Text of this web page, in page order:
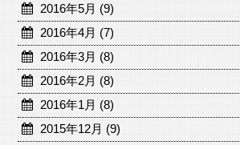
2016年5月 (9)
2016年4月 (7)
2016年3月 (8)
2016年2月 (8)
2016年1月 (8)
2015年12月 (9)